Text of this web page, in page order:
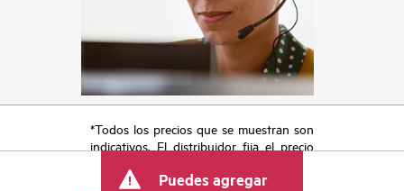
*Todos los precios que se muestran son
indicativos. El distribuidor fija el precio
otros conceptos, como los impuestos a
Puedes agregar